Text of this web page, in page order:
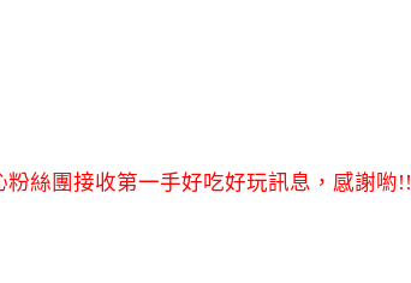
絲團接收第一手好吃好玩訊息，感謝喲!!